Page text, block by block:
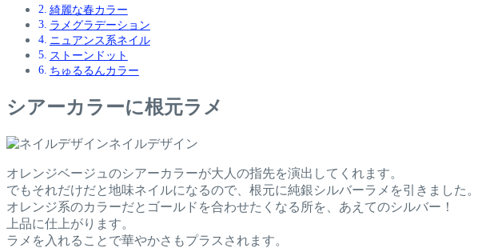
綺麗な春カラー
ラメグラデーション
ニュアンス系ネイル
ストーンドット
ちゅるるんカラー
シアーカラーに根元ラメ
ネイルデザイン
オレンジベージュのシアーカラーが大人の指先を演出してくれます。
でもそれだけだと地味ネイルになるので、根元に純銀シルバーラメを引きました。
オレンジ系のカラーだとゴールドを合わせたくなる所を、あえてのシルバー！
上品に仕上がります。
ラメを入れることで華やかさもプラスされます。